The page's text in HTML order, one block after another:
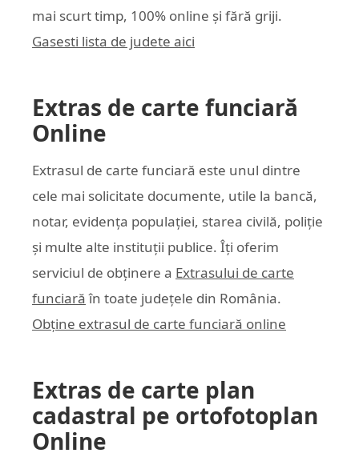
mai scurt timp, 100% online și fără griji.
Gasesti lista de judete aici
Extras de carte funciară
Online
Extrasul de carte funciară este unul dintre
cele mai solicitate documente, utile la bancă,
notar, evidența populației, starea civilă, poliție
și multe alte instituții publice. Îți oferim
serviciul de obținere a Extrasului de carte
funciară în toate județele din România.
Obține extrasul de carte funciară online
Extras de carte plan
cadastral pe ortofotoplan
Online